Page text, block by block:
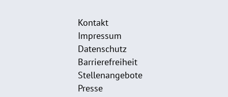
Kontakt
Impressum
Datenschutz
Barrierefreiheit
Stellenangebote
Presse